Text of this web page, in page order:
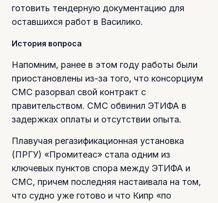
готовить тендерную документацию для
оставшихся работ в Василико.
История вопроса
Напомним, ранее в этом году работы были
приостановлены из-за того, что консорциум
CMC разорвал свой контракт с
правительством. CMC обвинил ЭТИФА в
задержках оплаты и отсутствии опыта.
Плавучая регазификационная установка
(ПРГУ) «Промитеас» стала одним из
ключевых пунктов спора между ЭТИФА и
CMC, причем последняя настаивала на том,
что судно уже готово и что Кипр «по